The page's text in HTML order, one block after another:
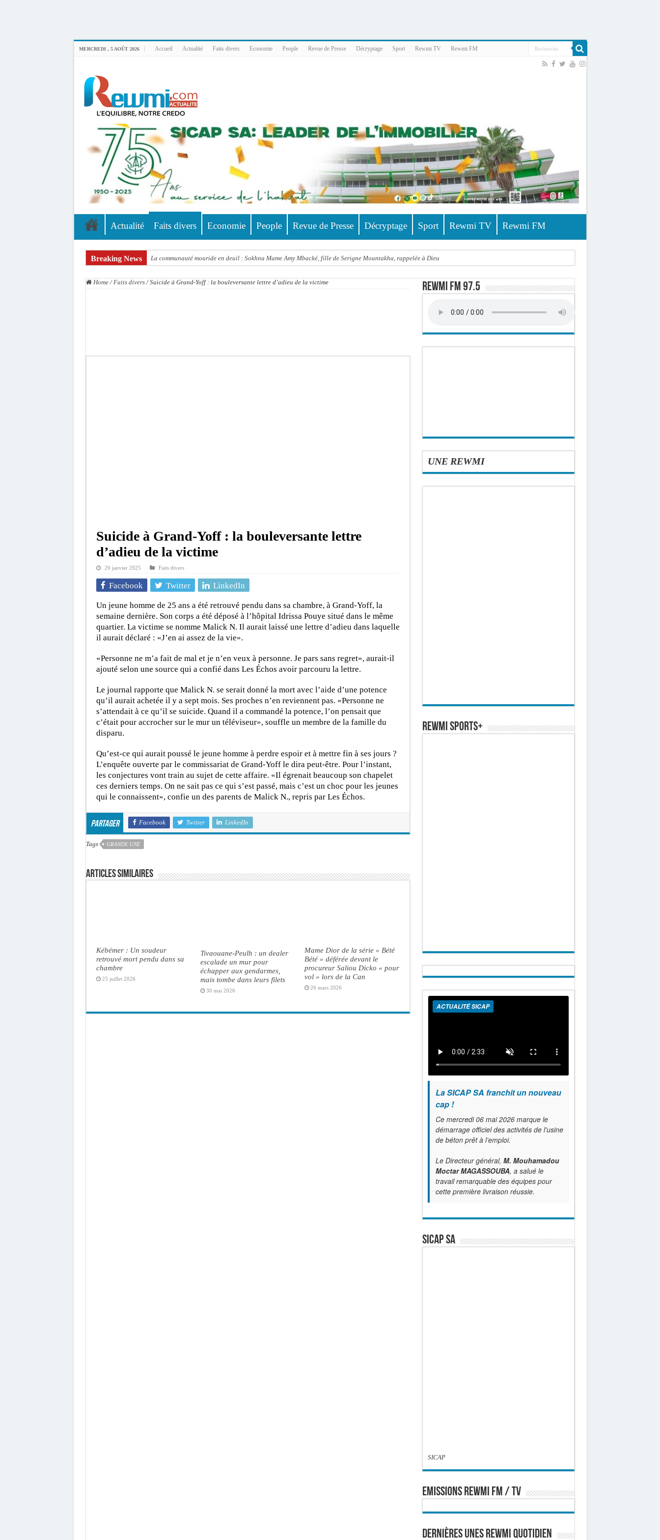
MERCREDI , 5 AOÛT 2026 Accueil Actualité Faits divers Economie People Revue de Presse Décryptage Sport Rewmi TV Rewmi FM
Actualité Faits divers Economie People Revue de Presse Décryptage Sport Rewmi TV Rewmi FM
Breaking News La communauté mouride en deuil : Sokhna Mame Amy Mbacké, fille de Serigne Mountakha, rappelée à Dieu
Home / Faits divers / Suicide à Grand-Yoff : la bouleversante lettre d’adieu de la victime
Suicide à Grand-Yoff : la bouleversante lettre
d’adieu de la victime
20 janvier 2025 Faits divers
Facebook Twitter LinkedIn
Un jeune homme de 25 ans a été retrouvé pendu dans sa chambre, à Grand-Yoff, la
semaine dernière. Son corps a été déposé à l’hôpital Idrissa Pouye situé dans le même
quartier. La victime se nomme Malick N. Il aurait laissé une lettre d’adieu dans laquelle
il aurait déclaré : «J’en ai assez de la vie».
«Personne ne m’a fait de mal et je n’en veux à personne. Je pars sans regret», aurait-il
ajouté selon une source qui a confié dans Les Échos avoir parcouru la lettre.
Le journal rapporte que Malick N. se serait donné la mort avec l’aide d’une potence
qu’il aurait achetée il y a sept mois. Ses proches n’en reviennent pas. «Personne ne
s’attendait à ce qu’il se suicide. Quand il a commandé la potence, l’on pensait que
c’était pour accrocher sur le mur un téléviseur», souffle un membre de la famille du
disparu.
Qu’est-ce qui aurait poussé le jeune homme à perdre espoir et à mettre fin à ses jours ?
L’enquête ouverte par le commissariat de Grand-Yoff le dira peut-être. Pour l’instant,
les conjectures vont train au sujet de cette affaire. «Il égrenait beaucoup son chapelet
ces derniers temps. On ne sait pas ce qui s’est passé, mais c’est un choc pour les jeunes
qui le connaissent», confie un des parents de Malick N., repris par Les Échos.
Partager Facebook Twitter LinkedIn
Tags GRANDE UNE
Articles similaires
Kébémer : Un soudeur
retrouvé mort pendu dans sa
chambre
25 juillet 2026
Tivaouane-Peulh : un dealer
escalade un mur pour
échapper aux gendarmes,
mais tombe dans leurs filets
30 mai 2026
Mame Dior de la série « Bété
Bété » déférée devant le
procureur Saliou Dicko « pour
vol » lors de la Can
26 mars 2026
Rewmi FM 97.5
UNE REWMI
REWMI SPORTS+
ACTUALITÉ SICAP
La SICAP SA franchit un nouveau
cap !
Ce mercredi 06 mai 2026 marque le
démarrage officiel des activités de l'usine
de béton prêt à l’emploi.
Le Directeur général, M. Mouhamadou
Moctar MAGASSOUBA, a salué le
travail remarquable des équipes pour
cette première livraison réussie.
SICAP SA
SICAP
EMISSIONS REWMI FM / TV
Dernières Unes Rewmi Quotidien